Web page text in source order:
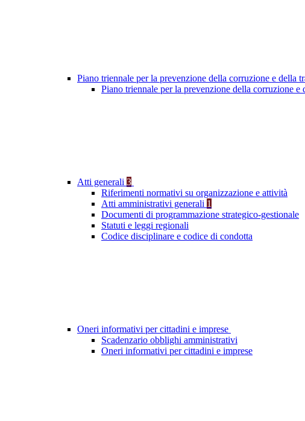
Piano triennale per la prevenzione della corruzione e della
Piano triennale per la prevenzione della corruzione e
Atti generali 3
Riferimenti normativi su organizzazione e attività
Atti amministrativi generali 1
Documenti di programmazione strategico-gestionale
Statuti e leggi regionali
Codice disciplinare e codice di condotta
Oneri informativi per cittadini e imprese
Scadenzario obblighi amministrativi
Oneri informativi per cittadini e imprese